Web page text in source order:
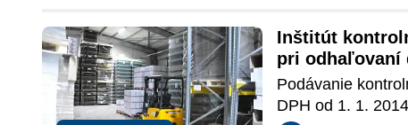
Inštitút
pri odhaľovaní
Podávanie
DPH od 1. 1.